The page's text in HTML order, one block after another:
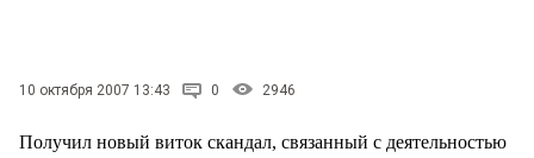
10 октября 2007 13:43 0 2946
Получил новый виток скандал, связанный с деятельностью